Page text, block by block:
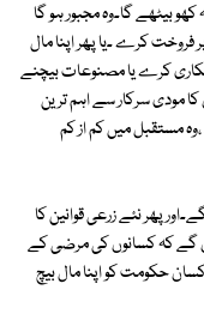
بیٹھے گا۔وہ مجبور ہو گا
کرے ۔یا پھر اپنا مال
کرے یا مصنوعات بیچنے
کا مودی سرکار سے اہم ترین
مستقبل میں کم از کم
پھر نئے زرعی قوانین کا
گے کہ کسانوں کی مرضی کے
حکومت کو اپنا مال بیچ